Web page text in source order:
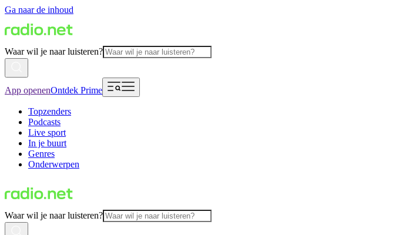
Ga naar de inhoud
Waar wil je naar luisteren?
App openenOntdek Prime
Topzenders
Podcasts
Live sport
In je buurt
Genres
Onderwerpen
Waar wil je naar luisteren?